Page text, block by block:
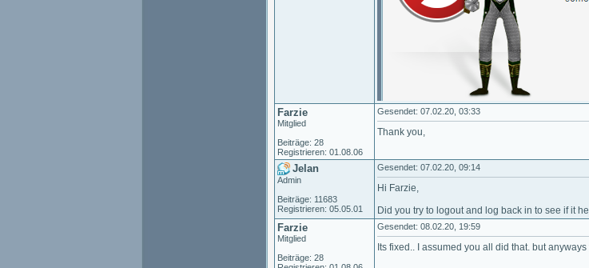
Farzie
Mitglied
Beiträge: 28
Registrieren: 01.08.06
Gesendet: 07.02.20, 03:33
Thank you,
Jelan
Admin
Beiträge: 11683
Registrieren: 05.05.01
Gesendet: 07.02.20, 09:14
Hi Farzie,
Did you try to logout and log back in to see if it
Farzie
Mitglied
Beiträge: 28
Gesendet: 08.02.20, 19:59
Its fixed.. I assumed you all did that. but